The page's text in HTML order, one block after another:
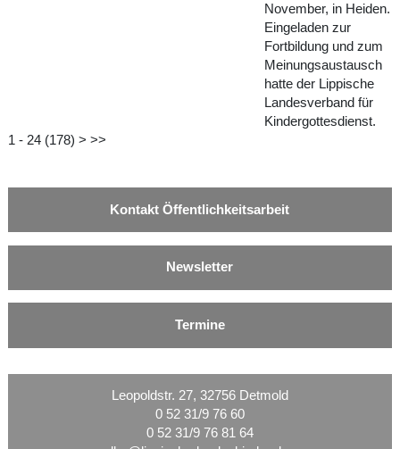
November, in Heiden.
Eingeladen zur
Fortbildung und zum
Meinungsaustausch
hatte der Lippische
Landesverband für
Kindergottesdienst.
1 - 24 (178) > >>
Kontakt Öffentlichkeitsarbeit
Newsletter
Termine
Leopoldstr. 27, 32756 Detmold
0 52 31/9 76 60
0 52 31/9 76 81 64